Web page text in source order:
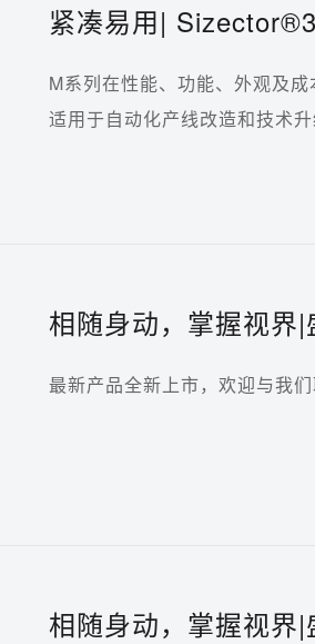
紧凑易用|
M系列在性能、功能、外观及
适用于自动化产线改造和技术升
相随身动，掌握视
相机M系列新品发布
最新产品全新上市，欢迎与我们
相随身动，掌握视界